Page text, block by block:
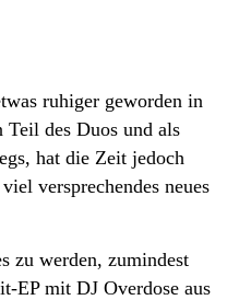
ruhiger geworden in
Teil des Duos und als
hat die Zeit jedoch
versprechendes neues
zu werden, zumindest
EP mit DJ Overdose aus